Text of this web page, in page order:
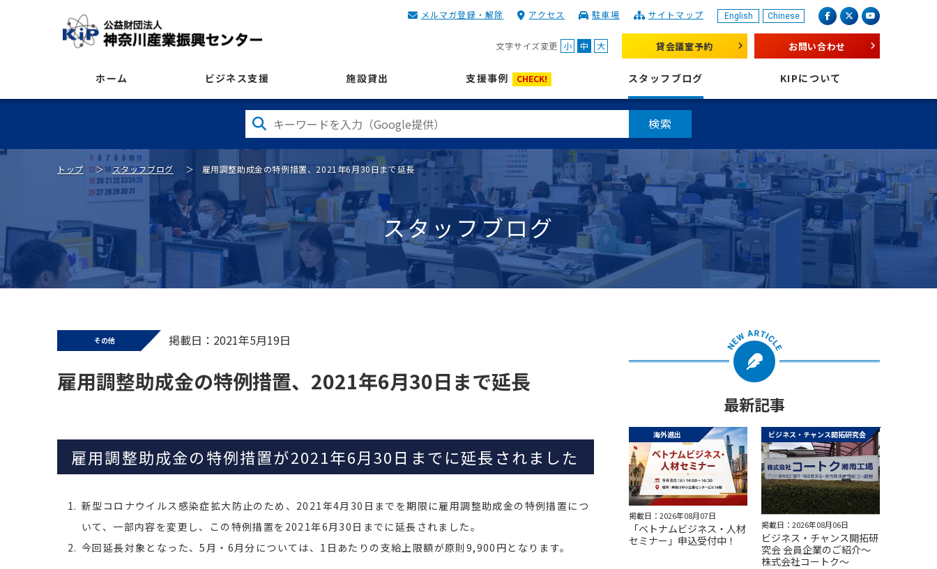
KIP | 公益財団法人 神奈川産業振興センター English Chinese facebookX（旧 twitter）
youtube
メルマガ登録・解除 アクセス 駐車場 サイトマップ
文字サイズ変更 小 中 大 貸会議室予約 お問い合わせ
ホーム ビジネス支援 施設貸出 支援事例 CHECK! スタッフブログ KIPについて
検索
トップ スタッフブログ 雇用調整助成金の特例措置、2021年6月30日まで延長
スタッフブログ
その他 掲載日：2021年5月19日
雇用調整助成金の特例措置、2021年6月30日まで延長
雇用調整助成金の特例措置が2021年6月30日までに延長されました
新型コロナウイルス感染症拡大防止のため、2021年4月30日までを期限に雇用調整助成金の特例措置につ
いて、一部内容を変更し、この特例措置を2021年6月30日までに延長されました。
今回延長対象となった、5月・6月分については、1日あたりの支給上限額が原則9,900円となります。
最新記事
海外進出
掲載日：2026年08月07日
「ベトナムビジネス・人材
セミナー」申込受付中！
ビジネス・チャンス開拓研究会
掲載日：2026年08月06日
ビジネス・チャンス開拓研
究会 会員企業のご紹介～
株式会社コートク～